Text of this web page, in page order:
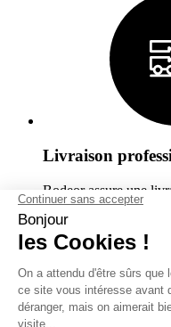
Livraison
Bodeor assure une
déchargement inclu.